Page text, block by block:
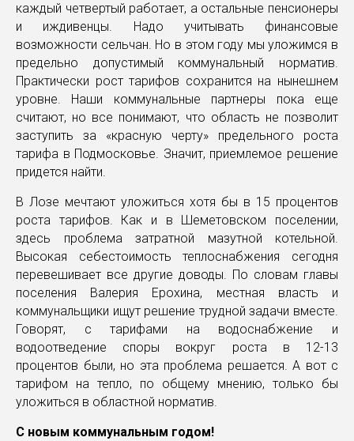
каждый четвертый работает, а остальные пенсионеры
и иждивенцы. Надо учитывать финансовые
возможности сельчан. Но в этом году мы уложимся в
предельно допустимый коммунальный норматив.
Практически рост тарифов сохранится на нынешнем
уровне. Наши коммунальные партнеры пока еще
считают, но все понимают, что область не позволит
заступить за «красную черту» предельного роста
тарифа в Подмосковье. Значит, приемлемое решение
придется найти.
В Лозе мечтают уложиться хотя бы в 15 процентов
роста тарифов. Как и в Шеметовском поселении,
здесь проблема затратной мазутной котельной.
Высокая себестоимость теплоснабжения сегодня
перевешивает все другие доводы. По словам главы
поселения Валерия Ерохина, местная власть и
коммунальщики ищут решение трудной задачи вместе.
Говорят, с тарифами на водоснабжение и
водоотведение споры вокруг роста в 12-13
процентов были, но эта проблема решается. А вот с
тарифом на тепло, по общему мнению, только бы
уложиться в областной норматив.
С новым коммунальным годом!